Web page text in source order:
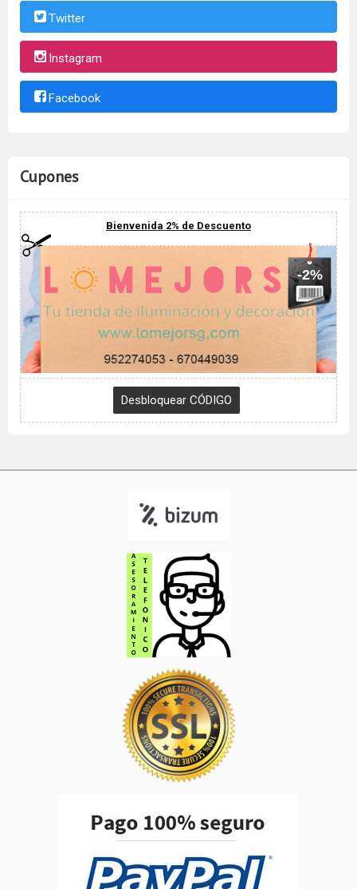
Twitter
Instagram
Facebook
Cupones
Bienvenida 2% de Descuento
-2%